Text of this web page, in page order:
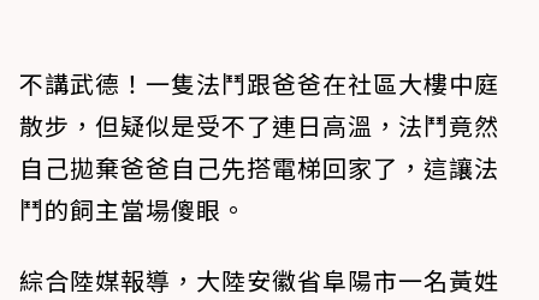
不講武德！一隻法鬥跟爸爸在社區大樓中庭
散步，但疑似是受不了連日高溫，法鬥竟然
自己拋棄爸爸自己先搭電梯回家了，這讓法
鬥的飼主當場傻眼。
綜合陸媒報導，大陸安徽省阜陽市一名黃姓